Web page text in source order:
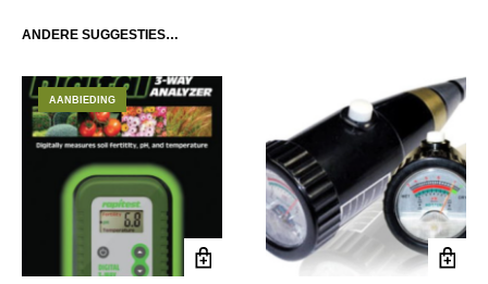
ANDERE SUGGESTIES…
AANBIEDING